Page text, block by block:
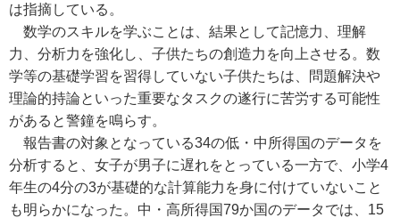
は指摘している。
数学のスキルを学ぶことは、結果として記憶力、理解
力、分析力を強化し、子供たちの創造力を向上させる。数
学等の基礎学習を習得していない子供たちは、問題解決や
理論的持論といった重要なタスクの遂行に苦労する可能性
があると警鐘を鳴らす。
報告書の対象となっている34の低・中所得国のデータを
分析すると、女子が男子に遅れをとっている一方で、小学4
年生の4分の3が基礎的な計算能力を身に付けていないこと
も明らかになった。中・高所得国79か国のデータでは、15